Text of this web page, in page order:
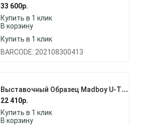
33 600р.
Купить в 1 клик
В корзину
Купить в 1 клик
BARCODE: 202108300413
В
Ыставочный Образец Madboy U-TUBE 20 (№2) Комплект Беспроводных Микрофонов
22 410р.
Купить в 1 клик
В корзину